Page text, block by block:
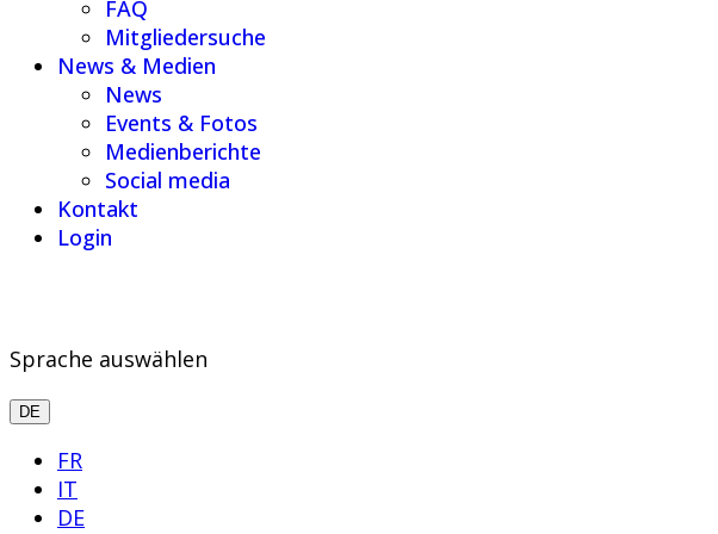
FAQ
Mitgliedersuche
News & Medien
News
Events & Fotos
Medienberichte
Social media
Kontakt
Login
Sprache auswählen
DE
FR
IT
DE